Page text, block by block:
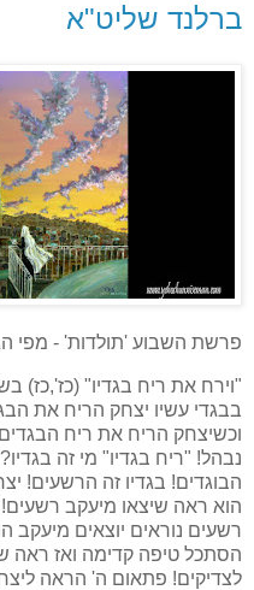
ברלנד שליט"א
פרשת השבוע 'תולדות' - מפי
"וירח את ריח בגדיו" (כז',כז)
בבגדי עשיו יצחק הריח את
וכשיצחק הריח את ריח
נבהל! "ריח בגדיו" מי זה
הבוגדים! בגדיו זה הרשעים!
הוא ראה שיצאו מיעקב
רשעים נוראים יוצאים מיעקב
הסתכל טיפה קדימה ואז ראה
לצדיקים! פתאום ה' הראה